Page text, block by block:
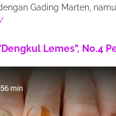
Gading Marten,
Lemes", No.4
min